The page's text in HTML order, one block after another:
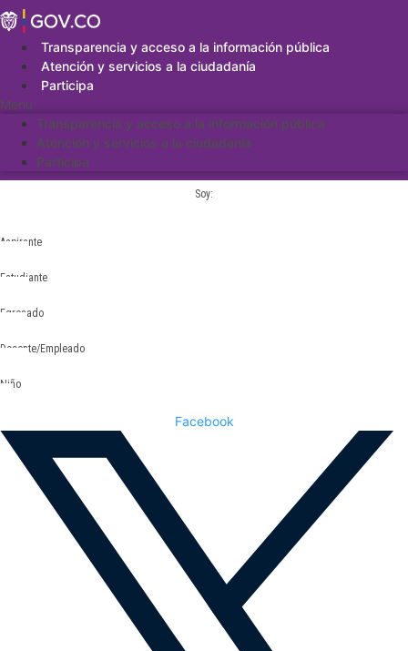
Saltar
al
contenidoTransparencia y acceso a la información pública
Atención y servicios a la ciudadanía
Participa
Menu
Transparencia y acceso a la información pública
Atención y servicios a la ciudadanía
Participa
Soy:
Aspirante
Estudiante
Egresado
Docente/Empleado
Niño
Facebook